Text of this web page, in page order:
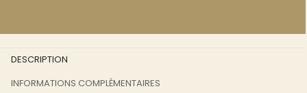
DESCRIPTION
INFORMATIONS COMPLÉMENTAIRES